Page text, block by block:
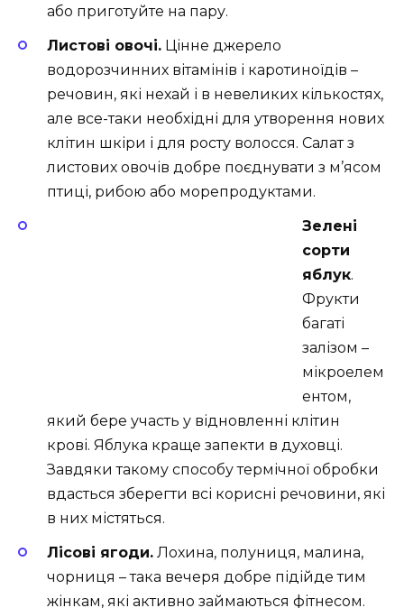
або приготуйте на пару.
Листові овочі. Цінне джерело
водорозчинних вітамінів і каротиноїдів –
речовин, які нехай і в невеликих кількостях,
але все-таки необхідні для утворення нових
клітин шкіри і для росту волосся. Салат з
листових овочів добре поєднувати з м’ясом
птиці, рибою або морепродуктами.
Зелені
сорти
яблук.
Фрукти
багаті
залізом –
мікроелем
ентом,
який бере участь у відновленні клітин
крові. Яблука краще запекти в духовці.
Завдяки такому способу термічної обробки
вдасться зберегти всі корисні речовини, які
в них містяться.
Лісові ягоди. Лохина, полуниця, малина,
чорниця – така вечеря добре підійде тим
жінкам, які активно займаються фітнесом.